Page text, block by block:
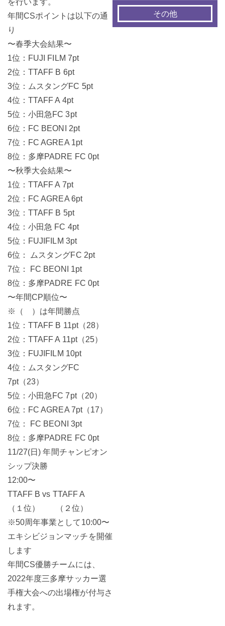
年間CSポイントは以下の通
り
〜春季大会結果〜
1位：FUJI FILM 7pt
2位：TTAFF B 6pt
3位：ムスタングFC 5pt
4位：TTAFF A 4pt
5位：小田急FC 3pt
6位：FC BEONI 2pt
7位：FC AGREA 1pt
8位：多摩PADRE FC 0pt
〜秋季大会結果〜
1位：TTAFF A 7pt
2位：FC AGREA 6pt
3位：TTAFF B 5pt
4位：小田急 FC 4pt
5位：FUJIFILM 3pt
6位： ムスタングFC 2pt
7位： FC BEONI 1pt
8位：多摩PADRE FC 0pt
〜年間CP順位〜
※（ ）は年間勝点
1位：TTAFF B 11pt（28）
2位：TTAFF A 11pt（25）
3位：FUJIFILM 10pt
4位：ムスタングFC
7pt（23）
5位：小田急FC 7pt（20）
6位：FC AGREA 7pt（17）
7位： FC BEONI 3pt
8位：多摩PADRE FC 0pt
11/27(日) 年間チャンピオン
シップ決勝
12:00〜
TTAFF B vs TTAFF A
（１位） （２位）
※50周年事業として10:00〜
エキシビジョンマッチを開催
します
年間CS優勝チームには、
2022年度三多摩サッカー選
手権大会への出場権が付与さ
れます。
その他